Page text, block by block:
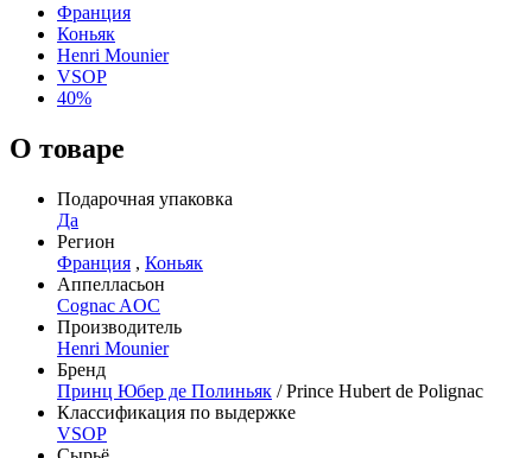
Франция
Коньяк
Henri Mounier
VSOP
40%
О товаре
Подарочная упаковка
Да
Регион
Франция , Коньяк
Аппелласьон
Cognac AOC
Производитель
Henri Mounier
Бренд
Принц Юбер де Полиньяк / Prince Hubert de Polignac
Классификация по выдержке
VSOP